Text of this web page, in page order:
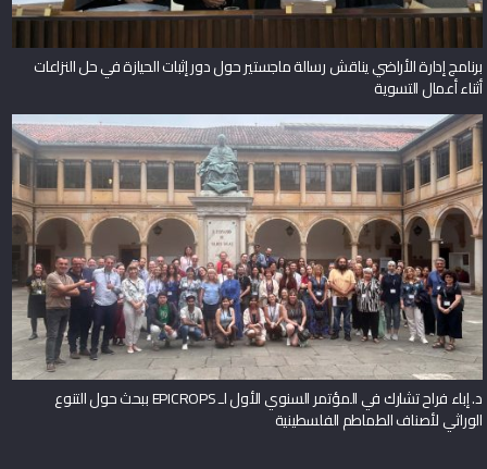
برنامج إدارة الأراضي يناقش رسالة ماجستير حول دور إثبات الحيازة في حل النزاعات
أثناء أعمال التسوية
د. إباء فراح تشارك في المؤتمر السنوي الأول لـ EPICROPS ببحث حول التنوع
الوراثي لأصناف الطماطم الفلسطينية